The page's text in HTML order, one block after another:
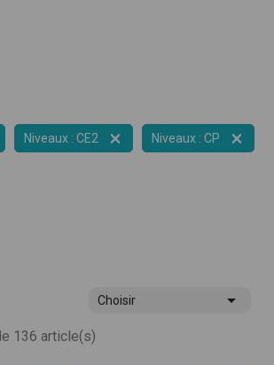
Niveaux : CE2  Niveaux : CP 
Choisir 
136 article(s)